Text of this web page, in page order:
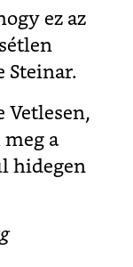
ez az
Steinar.
Vetlesen,
meg a
hidegen